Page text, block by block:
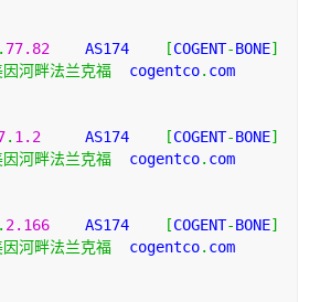
. 77.82
    AS174
[COGENT-BONE]
因河畔法兰克福
  cogentco
. com
. 1.2
     AS174
[COGENT-BONE]
因河畔法兰克福
  cogentco
. com
. 2.166
    AS174
[COGENT-BONE]
因河畔法兰克福
  cogentco
. com